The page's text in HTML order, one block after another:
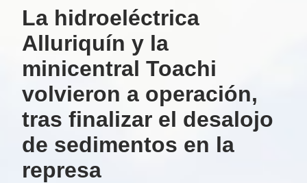
La hidroeléctrica
Alluriquín y la
minicentral Toachi
volvieron a operación,
tras finalizar el desalojo
de sedimentos en la
represa